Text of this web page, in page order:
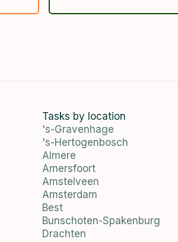
Tasks by location
's-Gravenhage
's-Hertogenbosch
Almere
Amersfoort
Amstelveen
Amsterdam
Best
Bunschoten-Spakenburg
Drachten